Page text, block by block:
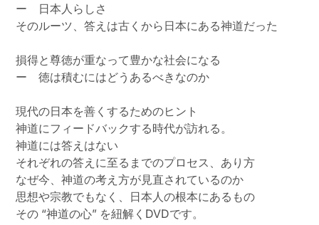
ー 日本人らしさ
そのルーツ、答えは古くから日本にある神道だった
損得と尊徳が重なって豊かな社会になる
ー 徳は積むにはどうあるべきなのか
現代の日本を善くするためのヒント
神道にフィードバックする時代が訪れる。
神道には答えはない
それぞれの答えに至るまでのプロセス、あり方
なぜ今、神道の考え方が見直されているのか
思想や宗教でもなく、日本人の根本にあるもの
その “神道の心” を紐解くDVDです。